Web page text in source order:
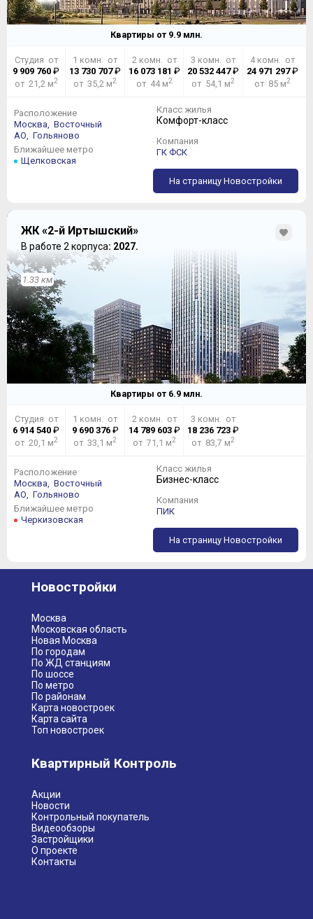
Квартиры от 9.9 млн.
Студия от
9 909 760 ₽
от 21,2 м2
1 комн. от
13 730 707₽
от 35,2 м2
2 комн. от
16 073 181 ₽
от 44 м2
3 комн. от
20 532 447₽
от 54,1 м2
4 комн. от
24 971 297₽
от 85 м2
Расположение
Москва,
Восточный
АО,
Гольяново
Ближайшее метро
Щелковская
Класс жилья
Комфорт-класс
Компания
ГК ФСК
На страницу Новостройки
ЖК «2-й Иртышский»
В работе 2 корпуса: 2027.
1.33 км
Квартиры от 6.9 млн.
Студия от
6 914 540 ₽
от 20,1 м2
1 комн. от
9 690 376₽
от 33,1 м2
2 комн. от
14 789 603₽
от 71,1 м2
3 комн. от
18 236 723 ₽
от 83,7 м2
Расположение
Москва,
Восточный
АО,
Гольяново
Ближайшее метро
Черкизовская
Класс жилья
Бизнес-класс
Компания
ПИК
На страницу Новостройки
Новостройки
Москва
Московская область
Новая Москва
По городам
По ЖД станциям
По шоссе
По метро
По районам
Карта новостроек
Карта сайта
Топ новостроек
Квартирный Контроль
Акции
Новости
Контрольный покупатель
Видеообзоры
Застройщики
О проекте
Контакты